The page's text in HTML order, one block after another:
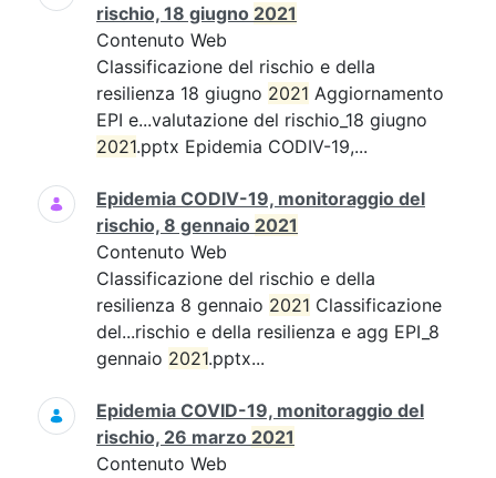
rischio, 18 giugno 2021
Contenuto Web
Classificazione del rischio e della
resilienza 18 giugno 2021 Aggiornamento
EPI e...valutazione del rischio_18 giugno
2021.pptx Epidemia CODIV-19,...
Epidemia CODIV-19, monitoraggio del
rischio, 8 gennaio 2021
Contenuto Web
Classificazione del rischio e della
resilienza 8 gennaio 2021 Classificazione
del...rischio e della resilienza e agg EPI_8
gennaio 2021.pptx...
Epidemia COVID-19, monitoraggio del
rischio, 26 marzo 2021
Contenuto Web